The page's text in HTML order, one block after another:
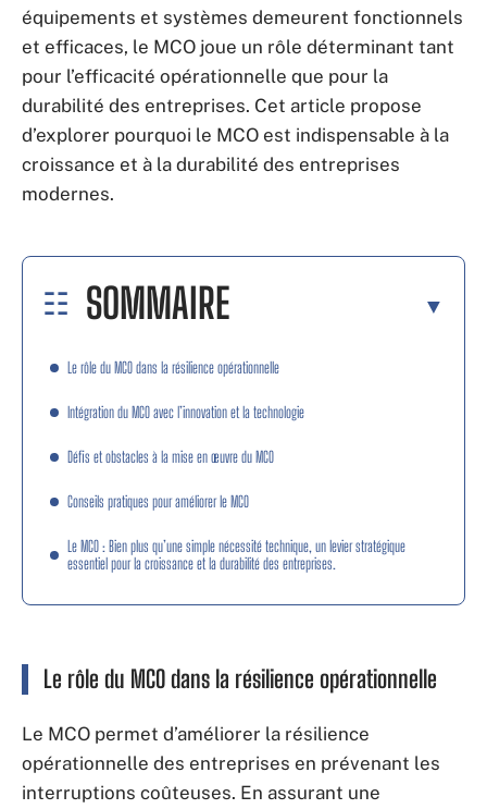
équipements et systèmes demeurent fonctionnels
et efficaces, le MCO joue un rôle déterminant tant
pour l’efficacité opérationnelle que pour la
durabilité des entreprises. Cet article propose
d’explorer pourquoi le MCO est indispensable à la
croissance et à la durabilité des entreprises
modernes.
SOMMAIRE
Le rôle du MCO dans la résilience opérationnelle
Intégration du MCO avec l’innovation et la technologie
Défis et obstacles à la mise en œuvre du MCO
Conseils pratiques pour améliorer le MCO
Le MCO : Bien plus qu’une simple nécessité technique, un levier stratégique
essentiel pour la croissance et la durabilité des entreprises.
Le rôle du MCO dans la résilience opérationnelle
Le MCO permet d’améliorer la résilience
opérationnelle des entreprises en prévenant les
interruptions coûteuses. En assurant une